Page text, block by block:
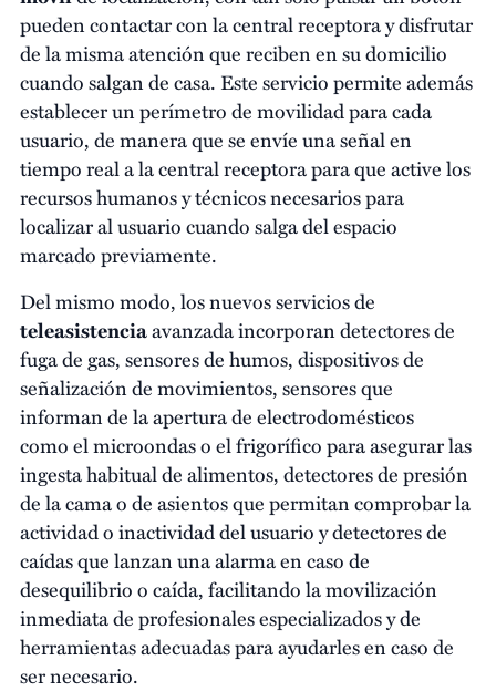
pueden contactar con la central receptora y disfrutar
de la misma atención que reciben en su domicilio
cuando salgan de casa. Este servicio permite además
establecer un perímetro de movilidad para cada
usuario, de manera que se envíe una señal en
tiempo real a la central receptora para que active los
recursos humanos y técnicos necesarios para
localizar al usuario cuando salga del espacio
marcado previamente.
Del mismo modo, los nuevos servicios de
teleasistenciaavanzada incorporan detectores de
fuga de gas, sensores de humos, dispositivos de
señalización de movimientos, sensores que
informan de la apertura de electrodomésticos
como el microondas o el frigorífico para asegurar las
ingesta habitual de alimentos, detectores de presión
de la cama o de asientos que permitan comprobar la
actividad o inactividad del usuario y detectores de
caídas que lanzan una alarma en caso de
desequilibrio o caída, facilitando la movilización
inmediata de profesionales especializados y de
herramientas adecuadas para ayudarles en caso de
ser necesario.